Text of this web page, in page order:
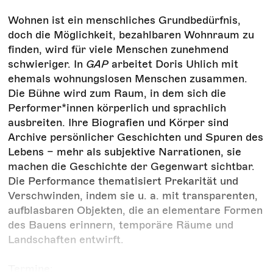
Wohnen ist ein menschliches Grundbedürfnis,
doch die Möglichkeit, bezahlbaren Wohnraum zu
finden, wird für viele Menschen zunehmend
schwieriger. In GAParbeitet Doris Uhlich mit
ehemals wohnungslosen Menschen zusammen.
Die Bühne wird zum Raum, in dem sich die
Performer*innen körperlich und sprachlich
ausbreiten. Ihre Biografien und Körper sind
Archive persönlicher Geschichten und Spuren des
Lebens – mehr als subjektive Narrationen, sie
machen die Geschichte der Gegenwart sichtbar.
Die Performance thematisiert Prekarität und
Verschwinden, indem sie u. a. mit transparenten,
aufblasbaren Objekten, die an elementare Formen
des Bauens erinnern, temporäre Räume und
Landschaften entwirft.